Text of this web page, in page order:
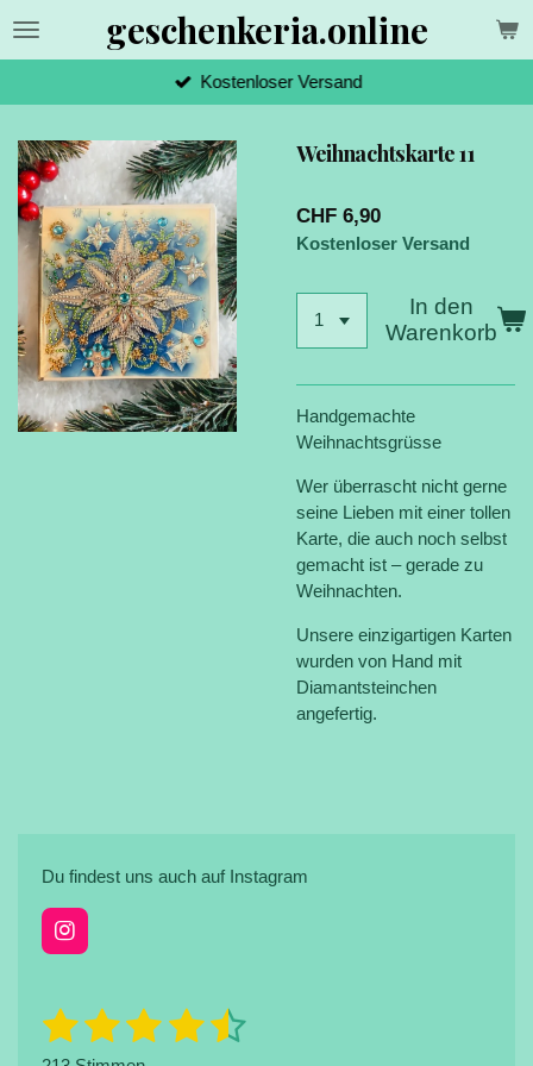
Zum
geschenkeria.online
Kostenloser Versand
Weihnachtskarte 11
CHF 6,90
Kostenloser Versand
In den
Warenkorb
Handgemachte
Weihnachtsgrüsse
Wer überrascht nicht gerne
seine Lieben mit einer tollen
Karte, die auch noch selbst
gemacht ist – gerade zu
Weihnachten.
Unsere einzigartigen Karten
wurden von Hand mit
Diamantsteinchen
angefertig.
Du findest uns auch auf Instagram
I
n
a
g
B
e
1 2 3 4 5
B